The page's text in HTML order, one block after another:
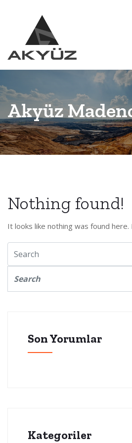
Akyüz
Nothing found!
It looks like nothing was found
Son Yorumlar
Kategoriler